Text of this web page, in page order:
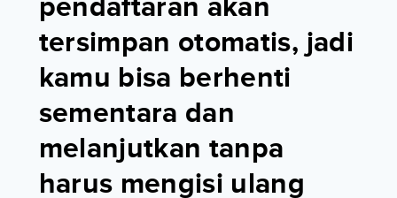
pendaftaran akan
tersimpan otomatis, jadi
kamu bisa berhenti
sementara dan
melanjutkan tanpa
harus mengisi ulang